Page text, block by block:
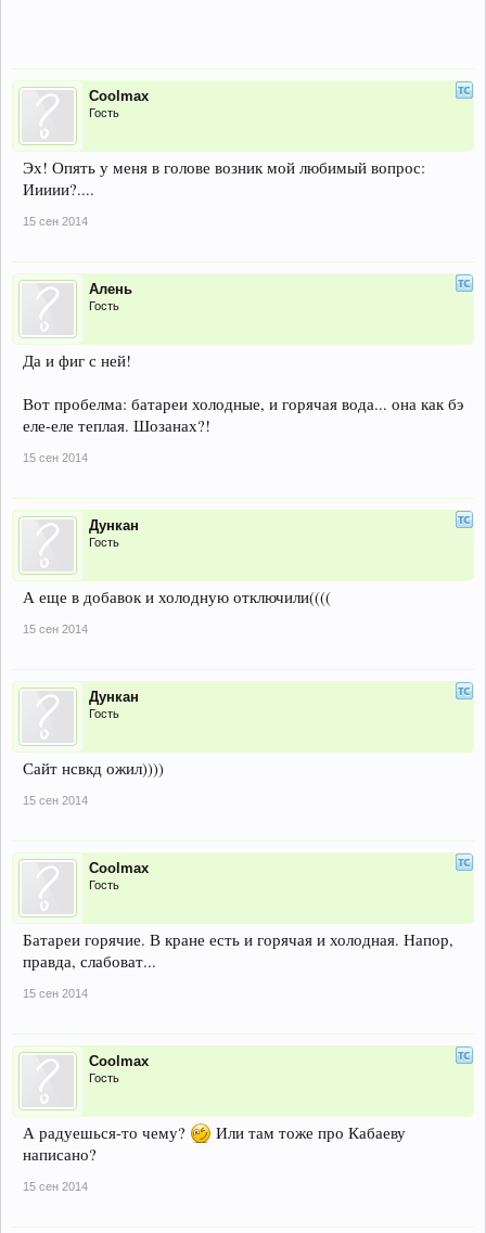
Coolmax
Гость
Эх! Опять у меня в голове возник мой любимый вопрос:
Иииии?....
15 сен 2014
Алень
Гость
Да и фиг с ней!
Вот пробелма: батареи холодные, и горячая вода... она как бэ
еле-еле теплая. Шозанах?!
15 сен 2014
Дункан
Гость
А еще в добавок и холодную отключили((((
15 сен 2014
Дункан
Гость
Сайт нсвкд ожил))))
15 сен 2014
Coolmax
Гость
Батареи горячие. В кране есть и горячая и холодная. Напор,
правда, слабоват...
15 сен 2014
Coolmax
Гость
А радуешься-то чему?
Или там тоже про Кабаеву
написано?
15 сен 2014